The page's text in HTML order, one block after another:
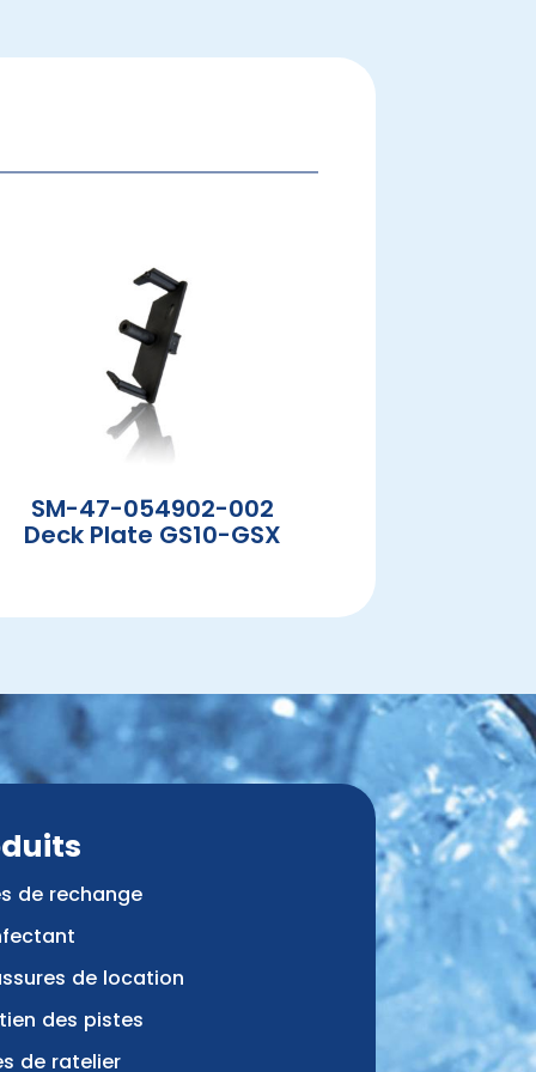
SM-47-054902-002
Deck Plate GS10-GSX
de rechange
de location
des pistes
de ratelier